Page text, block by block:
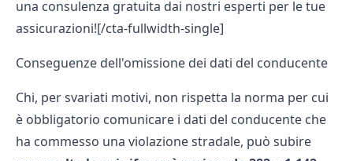
una consulenza gratuita dai nostri esperti per le tue
assicurazioni![/cta-fullwidth-single]
Conseguenze dell'omissione dei dati del conducente
Chi, per svariati motivi, non rispetta la norma per cui
è obbligatorio comunicare i dati del conducente che
ha commesso una violazione stradale, può subire